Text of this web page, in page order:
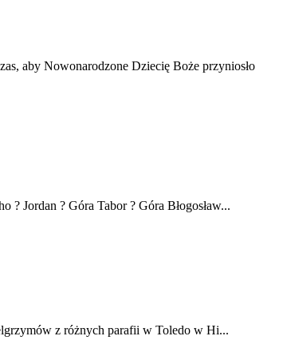
aby Nowonarodzone Dziecię Boże przyniosło
Jordan ? Góra Tabor ? Góra Błogosław...
z różnych parafii w Toledo w Hi...